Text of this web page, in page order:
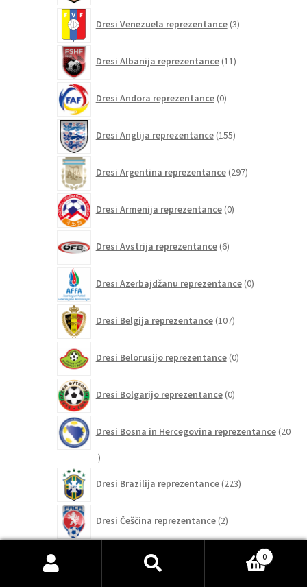
Dresi Venezuela reprezentance 3izdelki
Dresi Albanija reprezentance 11izdelkov
Dresi Andora reprezentance 0izdelkov
Dresi Anglija reprezentance 155izdelkov
Dresi Argentina reprezentance 297izdelkov
Dresi Armenija reprezentance 0izdelkov
Dresi Avstrija reprezentance 6izdelkov
Dresi Azerbajdžanu reprezentance 0izdelkov
Dresi Belgija reprezentance 107izdelkov
Dresi Belorusijo reprezentance 0izdelkov
Dresi Bolgarijo reprezentance 0izdelkov
Dresi Bosna in Hercegovina reprezentance 20
20
Dresi Brazilija reprezentance 223izdelkov
Dresi Češčina reprezentance 2izdelka
Dresi Čile reprezentance 0